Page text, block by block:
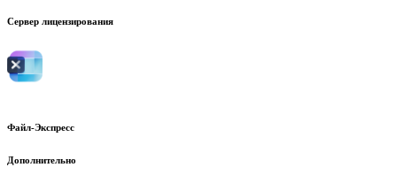
Сервер лицензирования
Файл-Экспресс
Дополнительно